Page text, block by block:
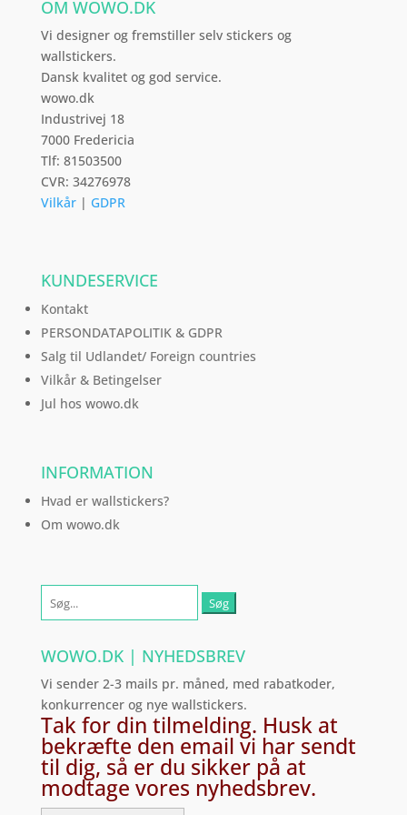
varesiden
OM WOWO.DK
Vi designer og fremstiller selv stickers og
wallstickers.
Dansk kvalitet og god service.
wowo.dk
Industrivej 18
7000 Fredericia
Tlf: 81503500
CVR: 34276978
Vilkår| GDPR
KUNDESERVICE
Kontakt
PERSONDATAPOLITIK & GDPR
Salg til Udlandet/ Foreign countries
Vilkår & Betingelser
Jul hos wowo.dk
INFORMATION
Hvad er wallstickers?
Om wowo.dk
efter:
WOWO.DK | NYHEDSBREV
Vi sender 2-3 mails pr. måned, med rabatkoder,
konkurrencer og nye wallstickers.
Tak for din tilmelding. Husk at
bekræfte den email vi har sendt
til dig, så er du sikker på at
modtage vores nyhedsbrev.